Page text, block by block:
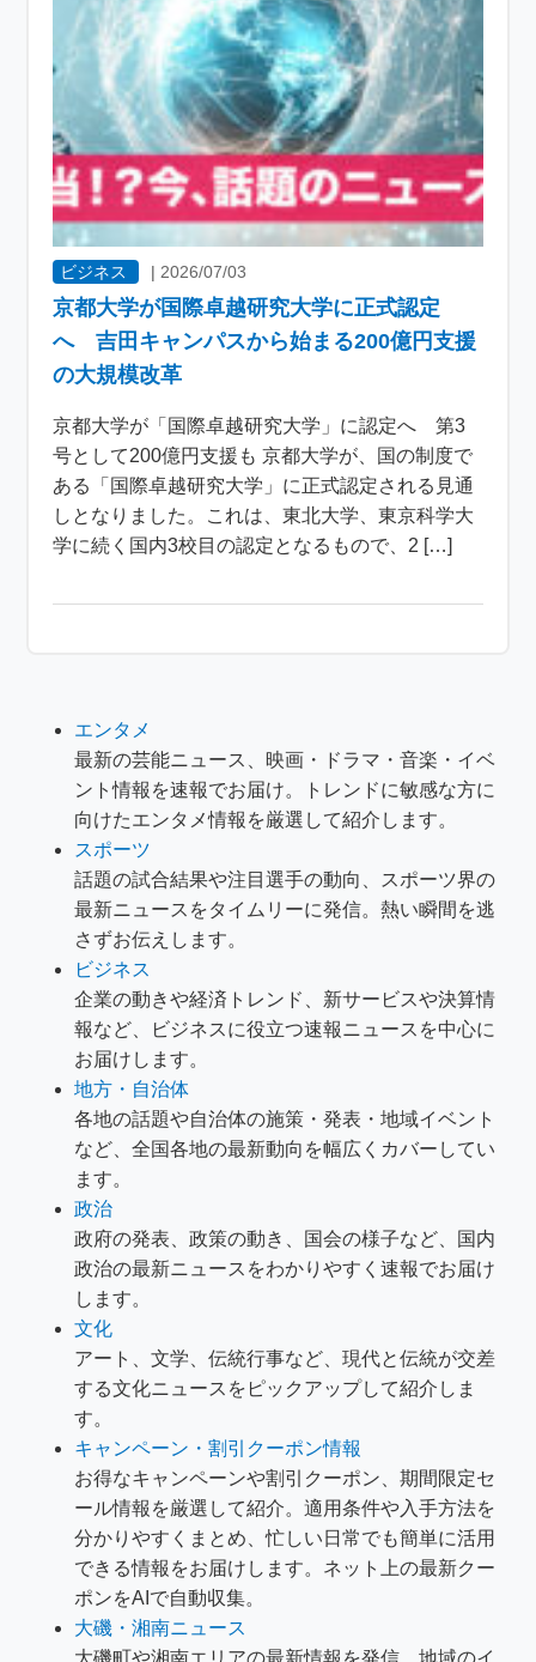
ビジネス |2026/07/03
京都大学が国際卓越研究大学に正式認定
へ 吉田キャンパスから始まる200億円支援
の大規模改革
京都大学が「国際卓越研究大学」に認定へ 第3
号として200億円支援も 京都大学が、国の制度で
ある「国際卓越研究大学」に正式認定される見通
しとなりました。これは、東北大学、東京科学大
学に続く国内3校目の認定となるもので、2 […]
エンタメ
最新の芸能ニュース、映画・ドラマ・音楽・イベ
ント情報を速報でお届け。トレンドに敏感な方に
向けたエンタメ情報を厳選して紹介します。
スポーツ
話題の試合結果や注目選手の動向、スポーツ界の
最新ニュースをタイムリーに発信。熱い瞬間を逃
さずお伝えします。
ビジネス
企業の動きや経済トレンド、新サービスや決算情
報など、ビジネスに役立つ速報ニュースを中心に
お届けします。
地方・自治体
各地の話題や自治体の施策・発表・地域イベント
など、全国各地の最新動向を幅広くカバーしてい
ます。
政治
政府の発表、政策の動き、国会の様子など、国内
政治の最新ニュースをわかりやすく速報でお届け
します。
文化
アート、文学、伝統行事など、現代と伝統が交差
する文化ニュースをピックアップして紹介しま
す。
キャンペーン・割引クーポン情報
お得なキャンペーンや割引クーポン、期間限定セ
ール情報を厳選して紹介。適用条件や入手方法を
分かりやすくまとめ、忙しい日常でも簡単に活用
できる情報をお届けします。ネット上の最新クー
ポンをAIで自動収集。
大磯・湘南ニュース